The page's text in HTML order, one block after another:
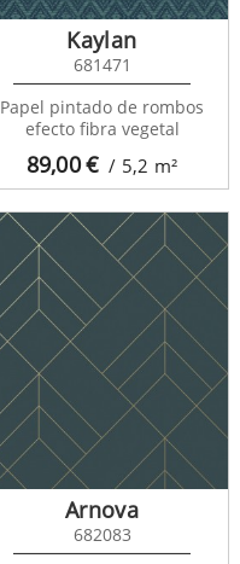
89,00€ / 5,2 m²
Kaylan
681471
Papel pintado de rombos
efecto fibra vegetal
Arnova
682083